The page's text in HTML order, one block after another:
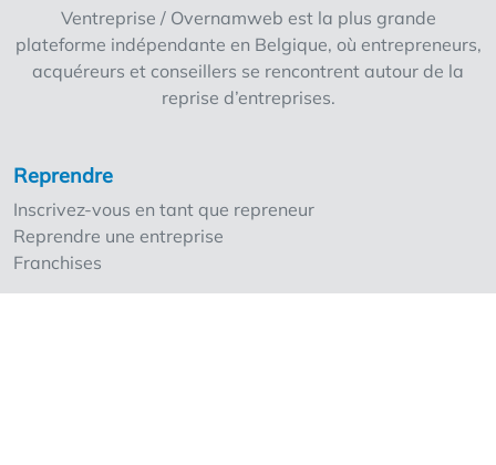
Équipement et fonctionnement inclus Vous
souhaitez gérer un studio de fitness axé sur le
coaching et l'impact ? Remplissez le
formulaire et nous vous contacterons bientôt
Ventreprise / Overnamweb est la plus grande
plateforme indépendante en Belgique, où entrepreneurs,
acquéreurs et conseillers se rencontrent autour de la
reprise d’entreprises.
Reprendre
Inscrivez-vous en tant que repreneur
Reprendre une entreprise
Franchises